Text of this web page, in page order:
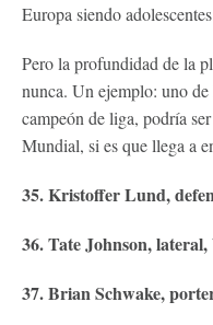
Europa siendo
Pero la profundidad de la
nunca. Un ejemplo: uno
campeón de liga, podría
Mundial, si es que llega a
35. Kristoffer Lund,
36. Tate Johnson,
37. Brian Schwake,